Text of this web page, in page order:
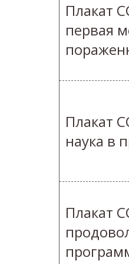
Плакат
первая
Плакат
наука в
Плакат